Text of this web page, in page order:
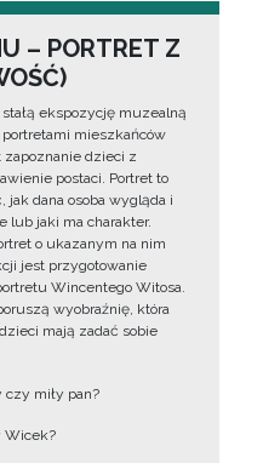
– PORTRET Z
ekspozycję muzealną
mieszkańców
zapoznanie dzieci z
postaci. Portret to
jak dana osoba wygląda i
lub jaki ma charakter.
o ukazanym na nim
jest przygotowanie
Wincentego Witosa.
wyobraźnię, która
mają zadać sobie
miły pan?
Wicek?